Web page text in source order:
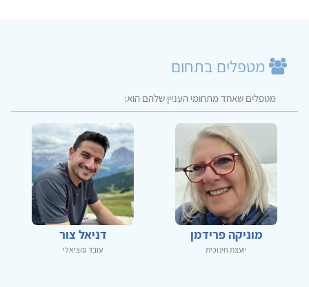
מטפלים בתחום
מטפלים שאחד מתחומי העניין שלהם הוא:
מוניקה פרידמן
יועצת חינוכית
דניאל צור
עובד סוציאלי